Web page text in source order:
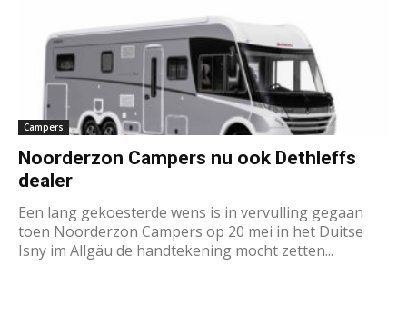
Campers
Noorderzon Campers nu ook Dethleffs
dealer
Een lang gekoesterde wens is in vervulling gegaan
toen Noorderzon Campers op 20 mei in het Duitse
Isny im Allgäu de handtekening mocht zetten...